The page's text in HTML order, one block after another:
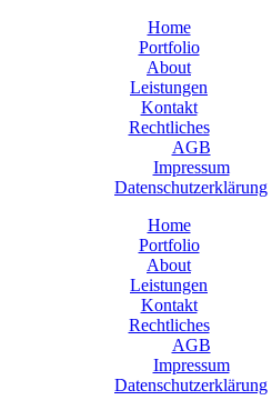
Home
Portfolio
About
Leistungen
Kontakt
Rechtliches
AGB
Impressum
Datenschutzerklärung
Home
Portfolio
About
Leistungen
Kontakt
Rechtliches
AGB
Impressum
Datenschutzerklärung